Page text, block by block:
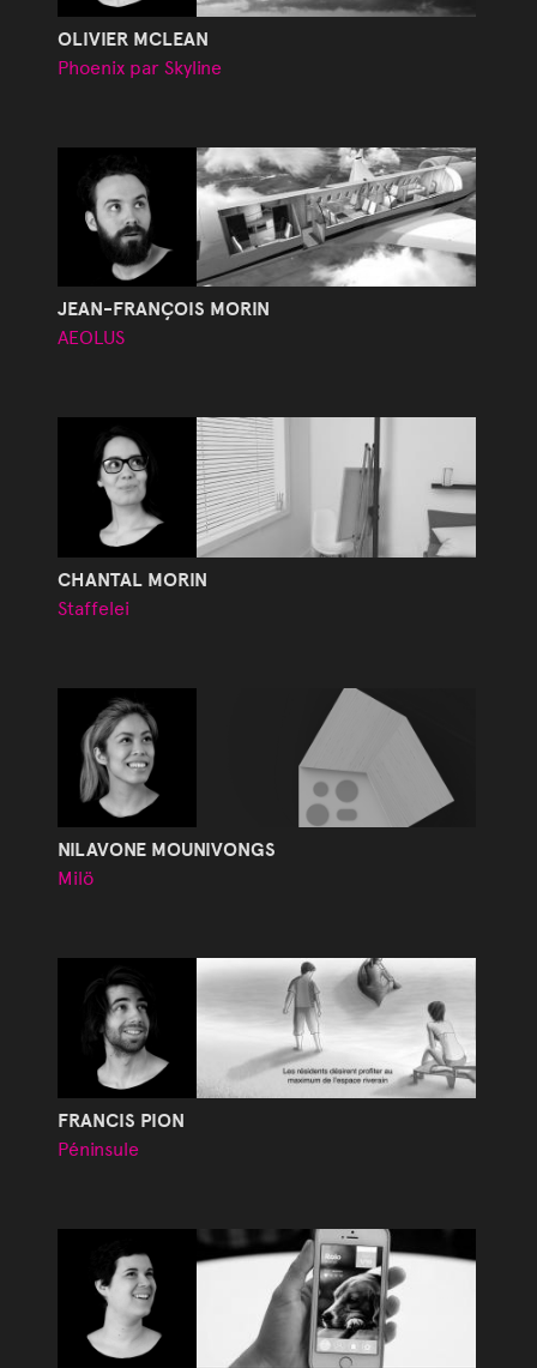
OLIVIER MCLEAN
Phoenix par Skyline
JEAN-FRANÇOIS MORIN
AEOLUS
CHANTAL MORIN
Staffelei
NILAVONE MOUNIVONGS
Milö
FRANCIS PION
Péninsule